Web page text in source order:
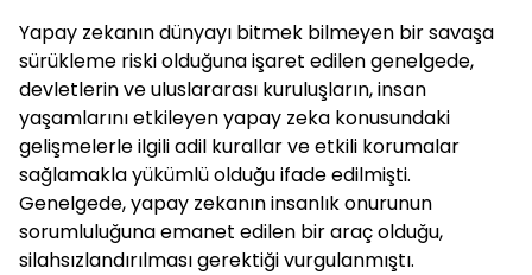
Yapay zekanın dünyayı bitmek bilmeyen bir savaşa
sürükleme riski olduğuna işaret edilen genelgede,
devletlerin ve uluslararası kuruluşların, insan
yaşamlarını etkileyen yapay zeka konusundaki
gelişmelerle ilgili adil kurallar ve etkili korumalar
sağlamakla yükümlü olduğu ifade edilmişti.
Genelgede, yapay zekanın insanlık onurunun
sorumluluğuna emanet edilen bir araç olduğu,
silahsızlandırılması gerektiği vurgulanmıştı.